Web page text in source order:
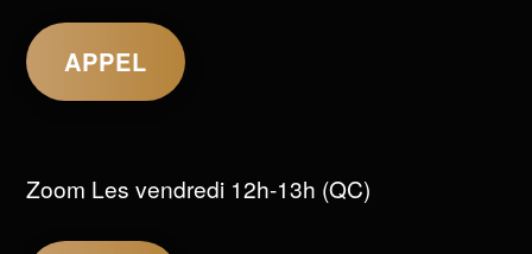
APPEL
Zoom Les vendredi 12h-13h (QC)